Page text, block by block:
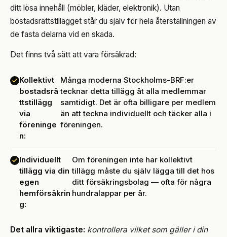
ditt lösa innehåll (möbler, kläder, elektronik). Utan
bostadsrättstillägget står du själv för hela återställningen av
de fasta delarna vid en skada.
Det finns två sätt att vara försäkrad:
Kollektivt
bostadsrä
ttstillägg
via
föreninge
n:
Många moderna Stockholms-BRF:er
tecknar detta tillägg åt alla medlemmar
samtidigt. Det är ofta billigare per medlem
än att teckna individuellt och täcker alla i
föreningen.
Individuellt
tillägg via din
egen
hemförsäkrin
g:
Om föreningen inte har kollektivt
tillägg måste du själv lägga till det hos
ditt försäkringsbolag — ofta för några
hundralappar per år.
Det allra viktigaste: kontrollera vilket som gäller i din